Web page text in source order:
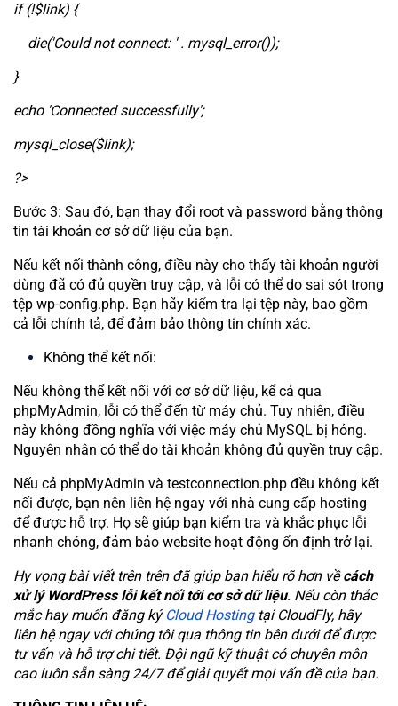
if (!$link) {
die('Could not connect: ' . mysql_error());
}
echo 'Connected successfully';
mysql_close($link);
?>
Bước 3: Sau đó, bạn thay đổi root và password bằng thông
tin tài khoản cơ sở dữ liệu của bạn.
Nếu kết nối thành công, điều này cho thấy tài khoản người
dùng đã có đủ quyền truy cập, và lỗi có thể do sai sót trong
tệp wp-config.php. Bạn hãy kiểm tra lại tệp này, bao gồm
cả lỗi chính tả, để đảm bảo thông tin chính xác.
Không thể kết nối:
Nếu không thể kết nối với cơ sở dữ liệu, kể cả qua
phpMyAdmin, lỗi có thể đến từ máy chủ. Tuy nhiên, điều
này không đồng nghĩa với việc máy chủ MySQL bị hỏng.
Nguyên nhân có thể do tài khoản không đủ quyền truy cập.
Nếu cả phpMyAdmin và testconnection.php đều không kết
nối được, bạn nên liên hệ ngay với nhà cung cấp hosting
để được hỗ trợ. Họ sẽ giúp bạn kiểm tra và khắc phục lỗi
nhanh chóng, đảm bảo website hoạt động ổn định trở lại.
Hy vọng bài viết trên trên đã giúp bạn hiểu rõ hơn vềcách
xử lý WordPress lỗi kết nối tới cơ sở dữ liệu. Nếu còn thắc
mắc hay muốn đăng ký Cloud Hostingtại CloudFly, hãy
liên hệ ngay với chúng tôi qua thông tin bên dưới để được
tư vấn và hỗ trợ chi tiết. Đội ngũ kỹ thuật có chuyên môn
cao luôn sẵn sàng 24/7 để giải quyết mọi vấn đề của bạn.